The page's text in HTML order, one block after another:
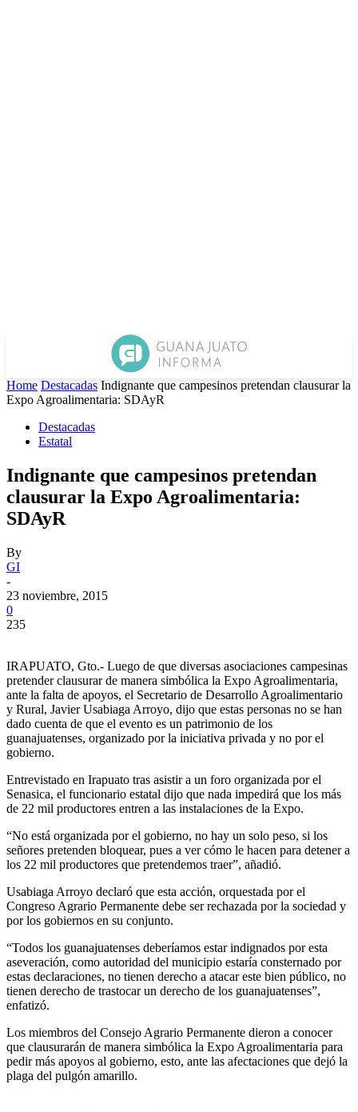
Home Destacadas Indignante que campesinos pretendan clausurar la
Expo Agroalimentaria: SDAyR
Destacadas
Estatal
Indignante que campesinos pretendan
clausurar la Expo Agroalimentaria:
SDAyR
By
GI
-
23 noviembre, 2015
0
235
IRAPUATO, Gto.- Luego de que diversas asociaciones campesinas
pretender clausurar de manera simbólica la Expo Agroalimentaria,
ante la falta de apoyos, el Secretario de Desarrollo Agroalimentario
y Rural, Javier Usabiaga Arroyo, dijo que estas personas no se han
dado cuenta de que el evento es un patrimonio de los
guanajuatenses, organizado por la iniciativa privada y no por el
gobierno.
Entrevistado en Irapuato tras asistir a un foro organizada por el
Senasica, el funcionario estatal dijo que nada impedirá que los más
de 22 mil productores entren a las instalaciones de la Expo.
“No está organizada por el gobierno, no hay un solo peso, si los
señores pretenden bloquear, pues a ver cómo le hacen para detener a
los 22 mil productores que pretendemos traer”, añadió.
Usabiaga Arroyo declaró que esta acción, orquestada por el
Congreso Agrario Permanente debe ser rechazada por la sociedad y
por los gobiernos en su conjunto.
“Todos los guanajuatenses deberíamos estar indignados por esta
aseveración, como autoridad del municipio estaría consternado por
estas declaraciones, no tienen derecho a atacar este bien público, no
tienen derecho de trastocar un derecho de los guanajuatenses”,
enfatizó.
Los miembros del Consejo Agrario Permanente dieron a conocer
que clausurarán de manera simbólica la Expo Agroalimentaria para
pedir más apoyos al gobierno, esto, ante las afectaciones que dejó la
plaga del pulgón amarillo.